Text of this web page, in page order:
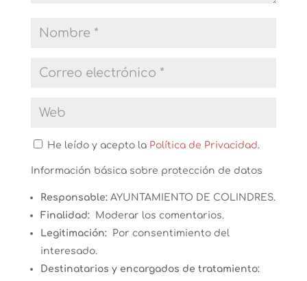
He leído y acepto la Política de Privacidad.
Información básica sobre protección de datos
Responsable:AYUNTAMIENTO DE COLINDRES.
Finalidad:Moderar los comentarios.
Legitimación:Por consentimiento del
interesado.
Destinatarios y encargados de tratamiento: